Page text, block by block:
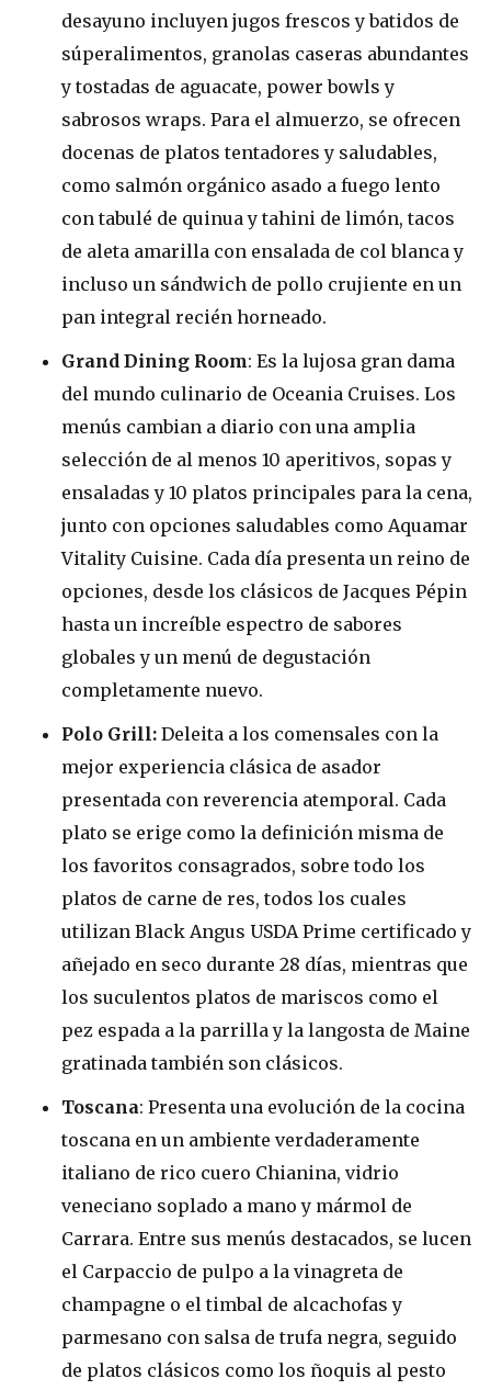
desayuno incluyen jugos frescos y batidos de
súperalimentos, granolas caseras abundantes
y tostadas de aguacate, power bowls y
sabrosos wraps. Para el almuerzo, se ofrecen
docenas de platos tentadores y saludables,
como salmón orgánico asado a fuego lento
con tabulé de quinua y tahini de limón, tacos
de aleta amarilla con ensalada de col blanca y
incluso un sándwich de pollo crujiente en un
pan integral recién horneado.
Grand Dining Room: Es la lujosa gran dama
del mundo culinario de Oceania Cruises. Los
menús cambian a diario con una amplia
selección de al menos 10 aperitivos, sopas y
ensaladas y 10 platos principales para la cena,
junto con opciones saludables como Aquamar
Vitality Cuisine. Cada día presenta un reino de
opciones, desde los clásicos de Jacques Pépin
hasta un increíble espectro de sabores
globales y un menú de degustación
completamente nuevo.
Polo Grill: Deleita a los comensales con la
mejor experiencia clásica de asador
presentada con reverencia atemporal. Cada
plato se erige como la definición misma de
los favoritos consagrados, sobre todo los
platos de carne de res, todos los cuales
utilizan Black Angus USDA Prime certificado y
añejado en seco durante 28 días, mientras que
los suculentos platos de mariscos como el
pez espada a la parrilla y la langosta de Maine
gratinada también son clásicos.
Toscana: Presenta una evolución de la cocina
toscana en un ambiente verdaderamente
italiano de rico cuero Chianina, vidrio
veneciano soplado a mano y mármol de
Carrara. Entre sus menús destacados, se lucen
el Carpaccio de pulpo a la vinagreta de
champagne o el timbal de alcachofas y
parmesano con salsa de trufa negra, seguido
de platos clásicos como los ñoquis al pesto